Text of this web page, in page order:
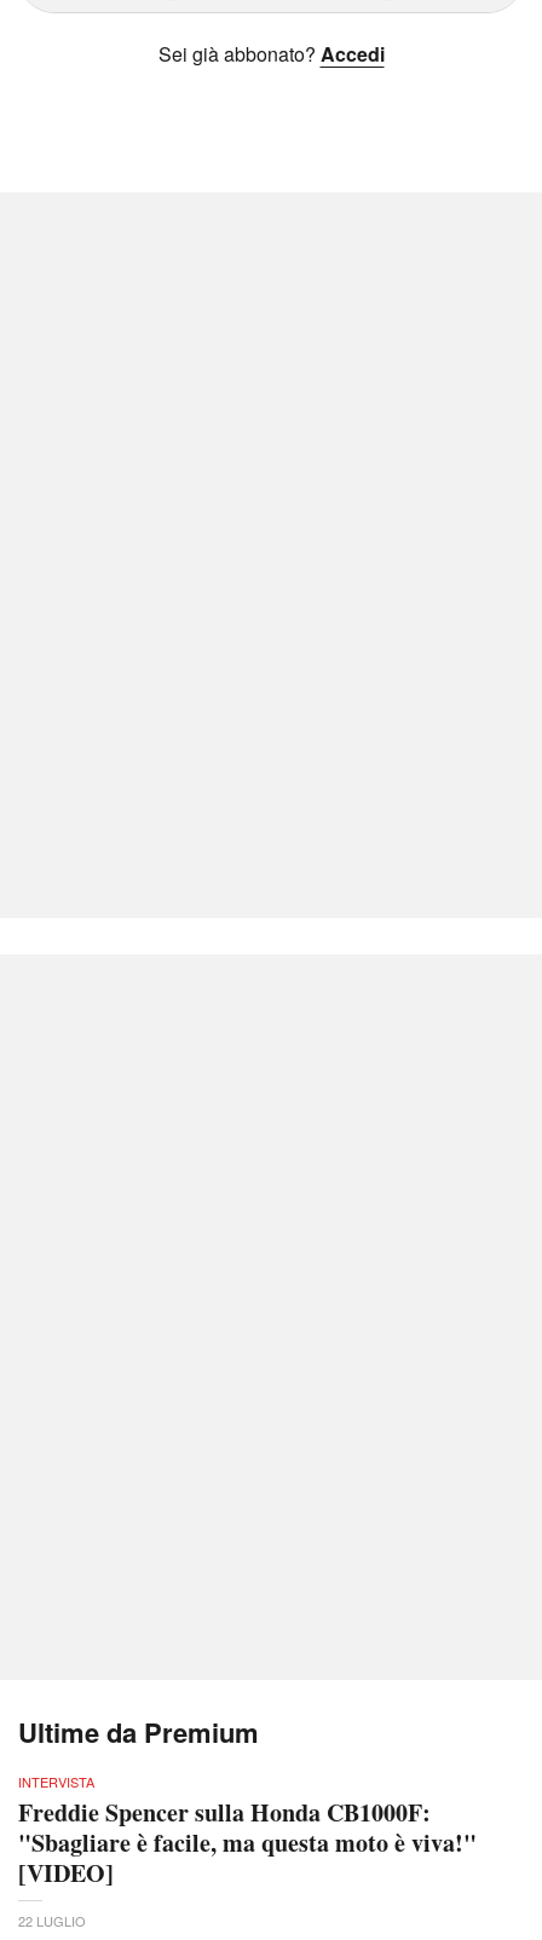
Sei già abbonato? Accedi
Ultime da Premium
INTERVISTA
Freddie Spencer sulla Honda CB1000F:
"Sbagliare è facile, ma questa moto è viva!"
[VIDEO]
22 LUGLIO